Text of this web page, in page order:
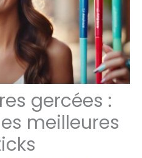
gercées :
meilleures